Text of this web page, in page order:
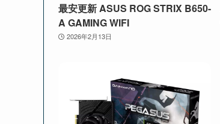
最安更新 ASUS ROG STRIX B650-
A GAMING WIFI
2026年2月13日